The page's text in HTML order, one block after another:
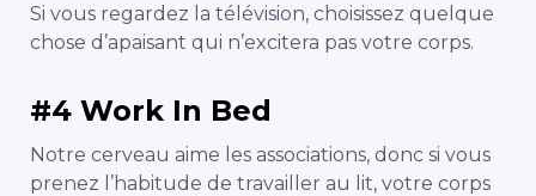
Si vous regardez la télévision, choisissez quelque
chose d’apaisant qui n’excitera pas votre corps.
#4 Work In Bed
Notre cerveau aime les associations, donc si vous
prenez l’habitude de travailler au lit, votre corps